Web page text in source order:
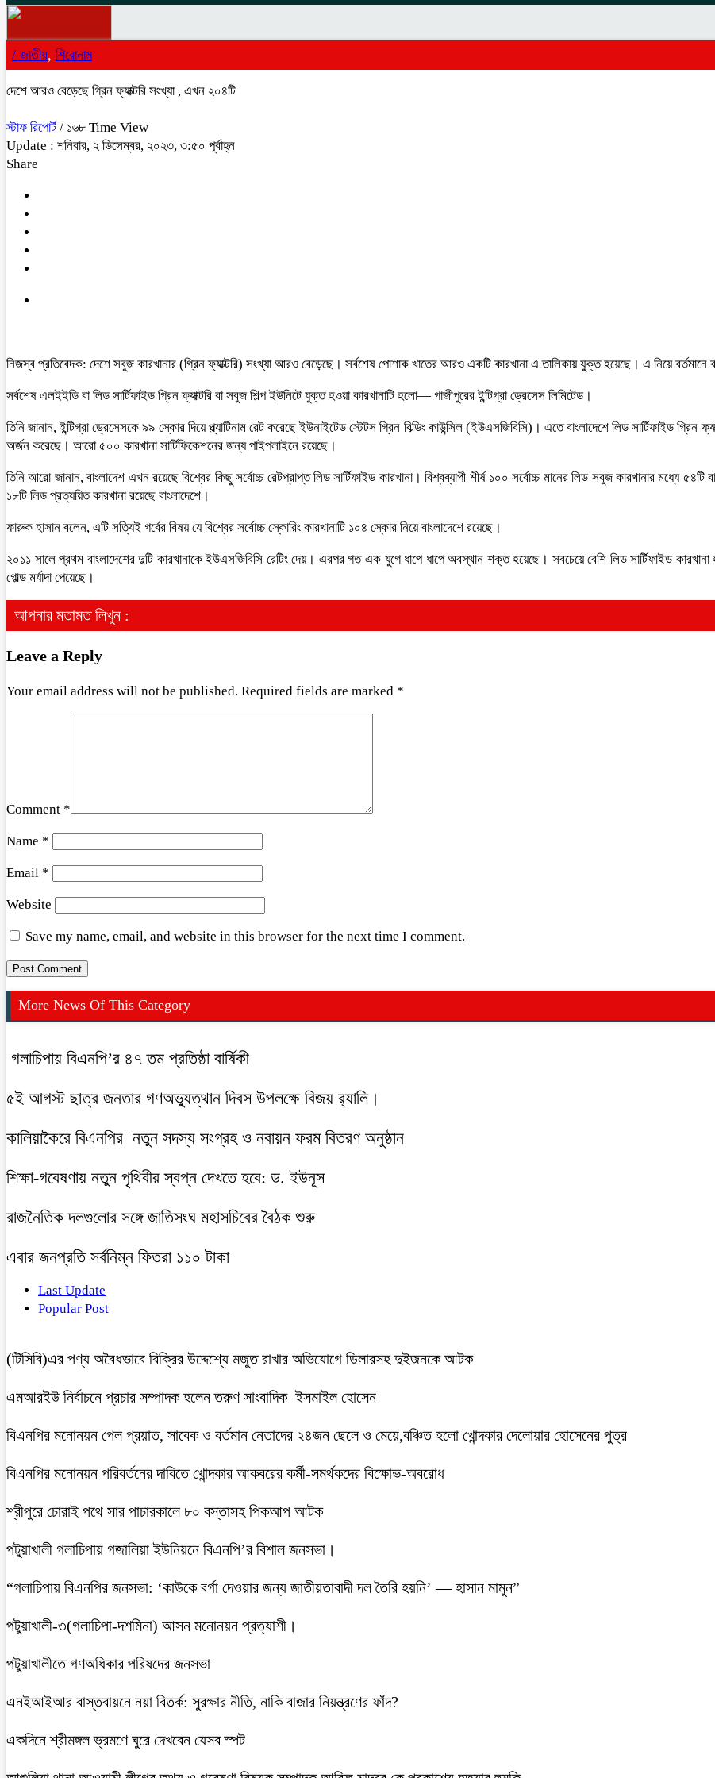
/ জাতীয়, শিরোনাম
দেশে আরও বেড়েছে গ্রিন ফ্যাক্টরি সংখ্যা , এখন ২০৪টি
স্টাফ রিপোর্ট / ১৬৮ Time View
Update : শনিবার, ২ ডিসেম্বর, ২০২৩, ৩:৫০ পূর্বাহ্ন
Share
নিজস্ব প্রতিবেদক: দেশে সবুজ কারখানার (গ্রিন ফ্যাক্টরি) সংখ্যা আরও বেড়েছে। সর্বশেষ পোশাক খাতের আরও একটি কারখানা এ তালিকায় যুক্ত হয়েছে। এ নিয়ে বর্তমানে
সর্বশেষ এলইইডি বা লিড সার্টিফাইড গ্রিন ফ্যাক্টরি বা সবুজ শিল্প ইউনিটে যুক্ত হওয়া কারখানাটি হলো— গাজীপুরের ইন্টিগ্রা ড্রেসেস লিমিটেড।
তিনি জানান, ইন্টিগ্রা ড্রেসেসকে ৯৯ স্কোর দিয়ে প্ল্যাটিনাম রেট করেছে ইউনাইটেড স্টেটস গ্রিন বিল্ডিং কাউন্সিল (ইউএসজিবিসি)। এতে বাংলাদেশে লিড সার্টিফাইড গ্রিন
অর্জন করেছে। আরো ৫০০ কারখানা সার্টিফিকেশনের জন্য পাইপলাইনে রয়েছে।
তিনি আরো জানান, বাংলাদেশ এখন রয়েছে বিশ্বের কিছু সর্বোচ্চ রেটপ্রাপ্ত লিড সার্টিফাইড কারখানা। বিশ্বব্যাপী শীর্ষ ১০০ সর্বোচ্চ মানের লিড সবুজ কারখানার মধ্যে
১৮টি লিড প্রত্যয়িত কারখানা রয়েছে বাংলাদেশে।
ফারুক হাসান বলেন, এটি সত্যিই গর্বের বিষয় যে বিশ্বের সর্বোচ্চ স্কোরিং কারখানাটি ১০৪ স্কোর নিয়ে বাংলাদেশে রয়েছে।
২০১১ সালে প্রথম বাংলাদেশের দুটি কারখানাকে ইউএসজিবিসি রেটিং দেয়। এরপর গত এক যুগে ধাপে ধাপে অবস্থান শক্ত হয়েছে। সবচেয়ে বেশি লিড সার্টিফাইড
গোল্ড মর্যাদা পেয়েছে।
আপনার মতামত লিখুন :
Leave a Reply
Your email address will not be published. Required fields are marked *
Comment *
Name *
Email *
Website
Save my name, email, and website in this browser for the next time I comment.
More News Of This Category
গলাচিপায় বিএনপি’র ৪৭ তম প্রতিষ্ঠা বার্ষিকী
৫ই আগস্ট ছাত্র জনতার গণঅভ্যুত্থান দিবস উপলক্ষে বিজয় র‍্যালি।
কালিয়াকৈরে বিএনপির নতুন সদস্য সংগ্রহ ও নবায়ন ফরম বিতরণ অনুষ্ঠান
শিক্ষা-গবেষণায় নতুন পৃথিবীর স্বপ্ন দেখতে হবে: ড. ইউনূস
রাজনৈতিক দলগুলোর সঙ্গে জাতিসংঘ মহাসচিবের বৈঠক শুরু
এবার জনপ্রতি সর্বনিম্ন ফিতরা ১১০ টাকা
Last Update
Popular Post
(টিসিবি)এর পণ্য অবৈধভাবে বিক্রির উদ্দেশ্যে মজুত রাখার অভিযোগে ডিলারসহ দুইজনকে আটক
এমআরইউ নির্বাচনে প্রচার সম্পাদক হলেন তরুণ সাংবাদিক ইসমাইল হোসেন
বিএনপির মনোনয়ন পেল প্রয়াত, সাবেক ও বর্তমান নেতাদের ২৪জন ছেলে ও মেয়ে,বঞ্চিত হলো খোন্দকার দেলোয়ার হোসেনের পুত্র
বিএনপির মনোনয়ন পরিবর্তনের দাবিতে খোন্দকার আকবরের কর্মী-সমর্থকদের বিক্ষোভ-অবরোধ
শ্রীপুরে চোরাই পথে সার পাচারকালে ৮০ বস্তাসহ পিকআপ আটক
‎পটুয়াখালী গলাচিপায় গজালিয়া ইউনিয়নে বিএনপি’র বিশাল জনসভা।
“গলাচিপায় বিএনপির জনসভা: ‘কাউকে বর্গা দেওয়ার জন্য জাতীয়তাবাদী দল তৈরি হয়নি’ — হাসান মামুন”
পটুয়াখালী-৩(গলাচিপা-দশমিনা) আসন মনোনয়ন প্রত্যাশী।
পটুয়াখালীতে গণঅধিকার পরিষদের জনসভা
এনইআইআর বাস্তবায়নে নয়া বিতর্ক: সুরক্ষার নীতি, নাকি বাজার নিয়ন্ত্রণের ফাঁদ?
একদিনে শ্রীমঙ্গল ভ্রমণে ঘুরে দেখবেন যেসব স্পট